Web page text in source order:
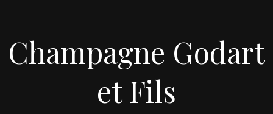
Champagne Godart
et Fils